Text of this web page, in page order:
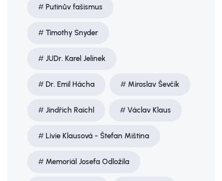
Putinův fašismus
Timothy Snyder
JUDr. Karel Jelínek
Dr. Emil Hácha Miroslav Ševčík
Jindřich Raichl Václav Klaus
Livie Klausová - Štefan Miština
Memoriál Josefa Odložila